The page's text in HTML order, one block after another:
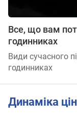
Все, що вам
годинниках
Види сучасного
годинниках
Динаміка